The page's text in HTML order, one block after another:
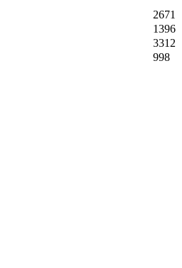
2671
1396
3312
998